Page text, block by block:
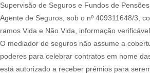
Supervisão de Seguros e Fundos de
Agente de Seguros, sob o nº 409311648/3,
ramos Vida e Não Vida, informação
O mediador de seguros não assume a
poderes para celebrar contratos em nome
está autorizado a receber prémios para